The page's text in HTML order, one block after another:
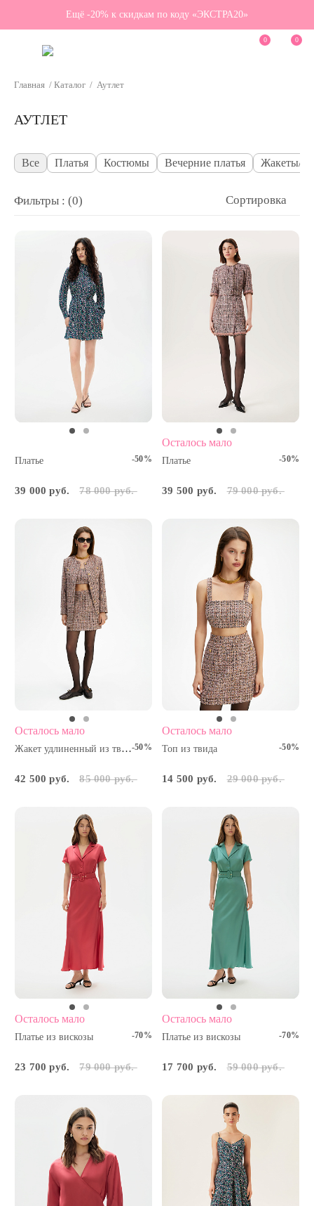
0 0
Главная / Каталог / Аутлет
Ещё -20% к скидкам по коду «ЭКСТРА20»
АУТЛЕТ
Все Платья Костюмы Вечерние платья Жакеты/
Фильтры : (0)
Наличие в бутиках
Сортировка
Платье -50%
39 000 руб. 78 000 руб.
Осталось мало
Платье -50%
39 500 руб. 79 000 руб.
Осталось мало
Жакет удлиненный из твида-50%
42 500 руб. 85 000 руб.
Осталось мало
Топ из твида -50%
14 500 руб. 29 000 руб.
Осталось мало
Платье из вискозы -70%
23 700 руб. 79 000 руб.
Осталось мало
Платье из вискозы -70%
17 700 руб. 59 000 руб.